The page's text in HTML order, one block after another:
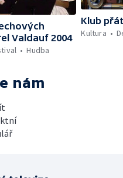
Valdauf 2004
Hudba
Klub
Kultura
nám